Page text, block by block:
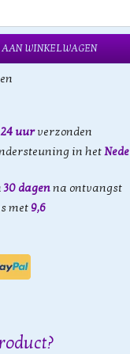
AAN WINKELWAGEN
24 uurverzonden
in het
30 dagenna ontvangst
met 9,6